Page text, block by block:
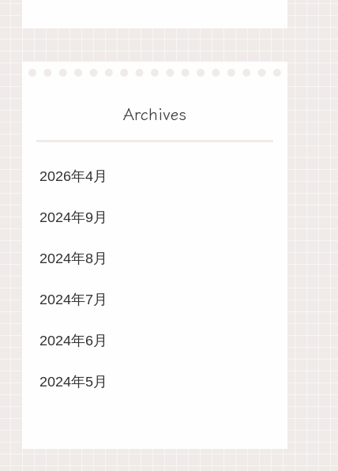
Archives
2026年4月
2024年9月
2024年8月
2024年7月
2024年6月
2024年5月